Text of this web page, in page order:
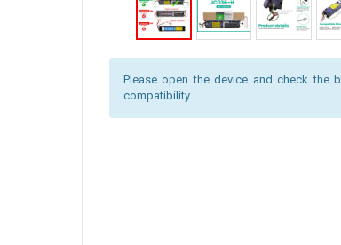
Please open the device and check the
compatibility.